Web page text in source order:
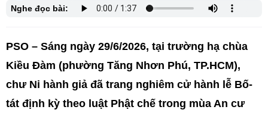
Nghe đọc bài:
PSO – Sáng ngày 29/6/2026, tại trường hạ chùa
Kiều Đàm (phường Tăng Nhơn Phú, TP.HCM),
chư Ni hành giả đã trang nghiêm cử hành lễ Bố-
tát định kỳ theo luật Phật chế trong mùa An cư